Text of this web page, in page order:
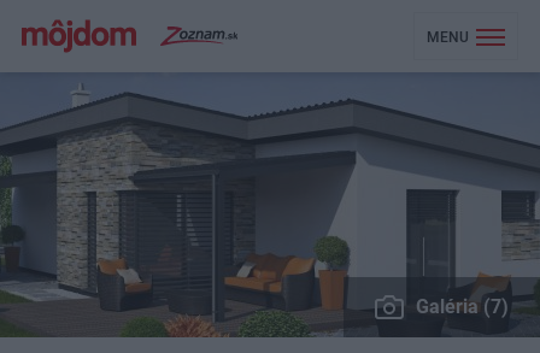
MENU
Galéria (7)